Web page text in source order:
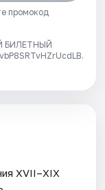
промокод
БИЛЕТНЫЙ
XVII–XIX